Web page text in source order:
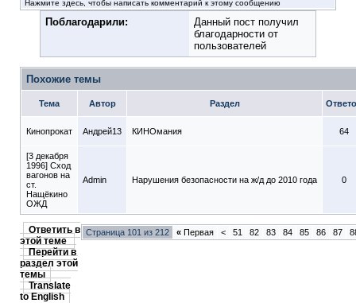
Нажмите здесь, чтобы написать комментарий к этому сообщению
Поблагодарили:
Данный пост получил
благодарности от
пользователей
Похожие темы
Тема Автор Раздел
Кинопрокат Андрей13 КИНОмания 64
[3 декабря
1996] Сход
вагонов на
ст.
Нащёкино
ОЖД
Admin Нарушения безопасности на ж/д до 2010 года 0
Ответить в
этой теме
Перейти в
раздел этой
темы
Translate
to English
Страница 101 из 212 « Первая < 51 82 83 84 85 86 87